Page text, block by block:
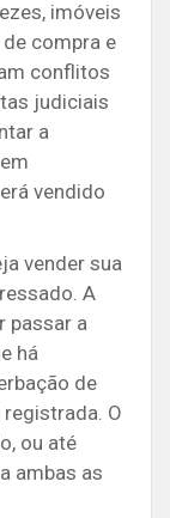
imóveis
compra e
conflitos
judiciais
a
vendido
vender sua
A
passar a
há
de
O
ou até
ambas as